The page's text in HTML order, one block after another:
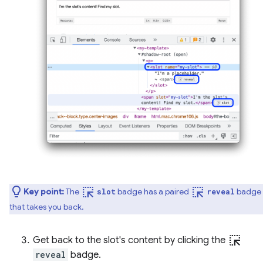
Key point:The ink_selection slotbadge has a paired ink_selection reveal badge
that takes you back.
Get back to the slot's content by clicking the ink_selection
reveal badge.